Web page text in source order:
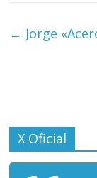
← Jorge
X Oficial